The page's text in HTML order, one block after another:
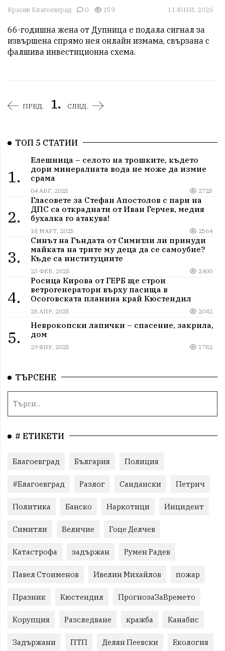
Красив Благоевград 0 159 11 ЮНИ, 2026
66-годишна жена от Дупница е подала сигнал за
извършена спрямо нея онлайн измама, свързана с
фалшива инвестиционна схема.
ПРЕД. 1. СЛЕД.
ТОП 5 СТАТИИ
1.
Елешница – селото на трошките, където
дори минералната вода не може да измие
срама
04 АВГ, 2025 2725
2.
Гласовете за Стефан Апостолов с пари на
ДПС са откраднати от Иван Герчев, медия
бухалка го атакува!
18 МАРТ, 2025 2564
3.
Синът на Гъндата от Симитли ли принуди
майката на трите му деца да се самоубие?
Къде са институциите
23 ФЕВ, 2025 2400
4.
Росица Кирова от ГЕРБ ще строи
ветрогенератори върху пасища в
Осоговската планина край Кюстендил
28 АПР, 2025 2042
5.
Неврокопски лапички – спасение, закрила,
дом
29 ЯНУ, 2025 1782
ТЪРСЕНЕ
# ЕТИКЕТИ
Благоевград България Полиция
#Благоевград Разлог Сандански Петрич
Политика Банско Наркотици Инцидент
Симитли Величие Гоце Делчев
Катастрофа задържан Румен Радев
Павел Стоименов Ивелин Михайлов пожар
Празник Кюстендил ПрогнозаЗаВремето
Корупция Разследване кражба Канабис
Задържани ПТП Делян Пеевски Екология